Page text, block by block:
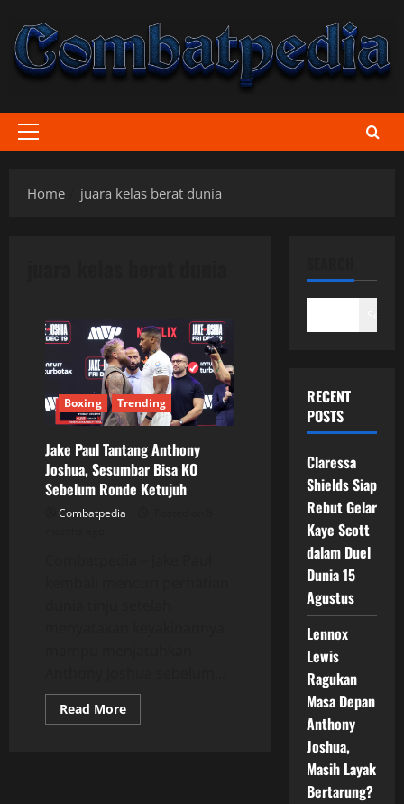
content
Primary
Home
juara kelas berat dunia
Boxing Trending
Jake Paul Tantang Anthony
Joshua, Sesumbar Bisa KO
Sebelum Ronde Ketujuh
Combatpedia
Read MoreRead
more
RECENT
POSTS
Claressa
Shields Siap
Rebut Gelar
Kaye Scott
dalam Duel
Dunia 15
Agustus
Lennox
Lewis
Ragukan
Masa Depan
Anthony
Joshua,
Masih Layak
Bertarung?